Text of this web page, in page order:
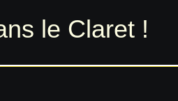
le Claret !